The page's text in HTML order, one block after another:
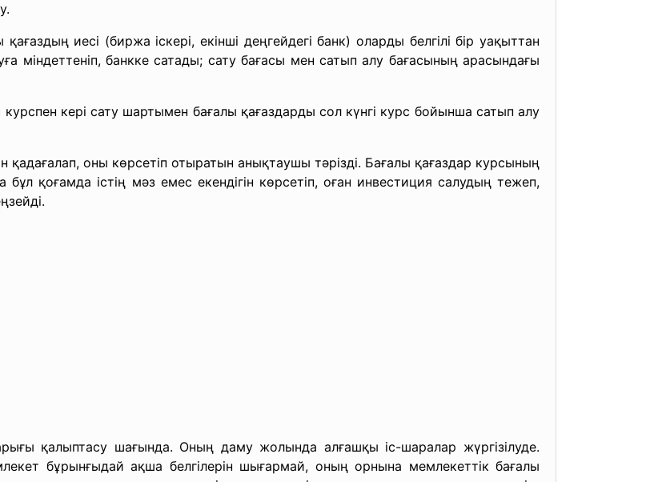
иесі (биржа іскері, екінші деңгейдегі банк) оларды белгілі бір уақыттан
міндеттеніп, банкке сатады; сату бағасы мен сатып алу бағасының арасындағы
курспен кері сату шартымен бағалы қағаздарды сол күнгі курс бойынша сатып алу
оны көрсетіп отыратын анықтаушы тәрізді. Бағалы қағаздар курсының
қоғамда істің мәз емес екендігін көрсетіп, оған инвестиция салудың тежеп,
қалыптасу шағында. Оның даму жолында алғашқы іс-шаралар жүргізілуде.
бұрынғыдай ақша белгілерін шығармай, оның орнына мемлекеттік бағалы